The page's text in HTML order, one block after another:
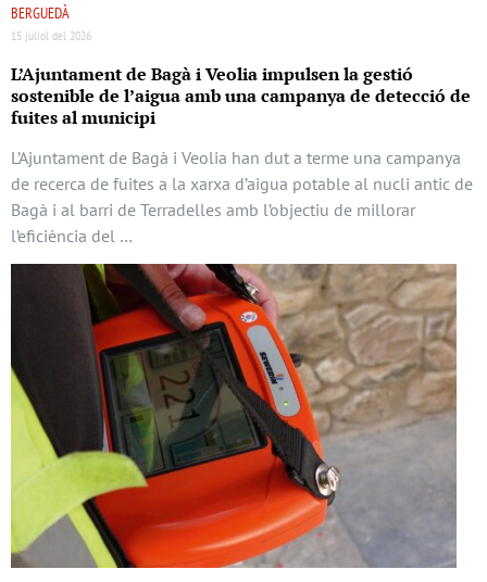
BERGUEDÀ
15 juliol del 2026
L’Ajuntament de Bagà i Veolia impulsen la gestió
sostenible de l’aigua amb una campanya de detecció de
fuites al municipi
L’Ajuntament de Bagà i Veolia han dut a terme una campanya
de recerca de fuites a la xarxa d’aigua potable al nucli antic de
Bagà i al barri de Terradelles amb l’objectiu de millorar
l’eficiència del …